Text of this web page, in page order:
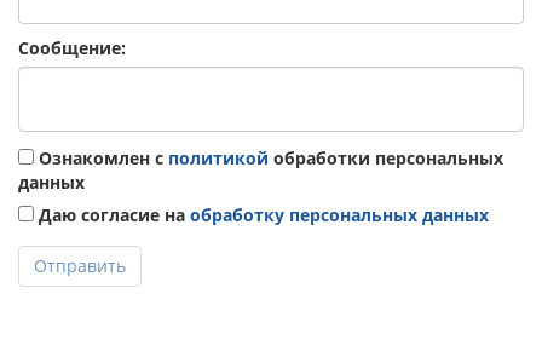
Сообщение:
Ознакомлен с политикой обработки персональных
данных
Даю согласие на обработку персональных данных
Отправить